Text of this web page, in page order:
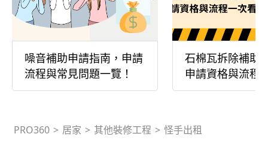
噪音補助申請指南，申請
流程與常見問題一覽！
石棉瓦拆除補助
申請資格與流程
PRO360 > 居家 > 其他裝修工程 > 怪手出租